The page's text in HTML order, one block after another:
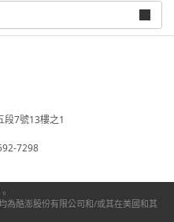
段7號13樓之1
7298
為酷澎股份有限公司和/或其在美國和其